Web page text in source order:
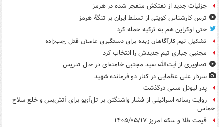
جزئیات جدید از نفتکش منفجر شده در هرمز
ترس کارشناس کویتی از تسلط ایران بر تنگۀ هرمز
حتی اوکراین هم به ترکیه حمله کرد
تشکیل تیم کارآگاهان زبده برای دستگیری عاملان قتل رجب‌زاده
مجتبی جباری تیم جدیدش را انتخاب کرد
تصاویری از آیت‌الله سید مجتبی خامنه‌ای در حال تدریس
سردار علی عظمایی در کنار دو فرمانده شهید
پدر لیونل مسی درگذشت
روایت رسانه اسرائیلی از فشار واشنگتن بر تل‌آویو برای آتش‌بس و خلع سلاح
حماس
قیمت طلا و سکه امروز ۱۴۰۵/۰۵/۱۷